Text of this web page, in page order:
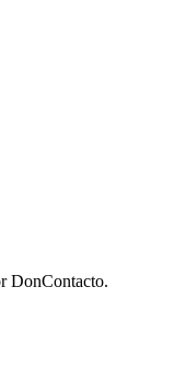
DonContacto.